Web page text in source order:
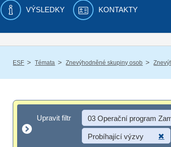
VÝSLEDKY KONTAKTY
ESF / Témata / Znevýhodněné skupiny osob /
Upravit filtr
Upravit filtr 03 Operační program
Probíhající výzvy